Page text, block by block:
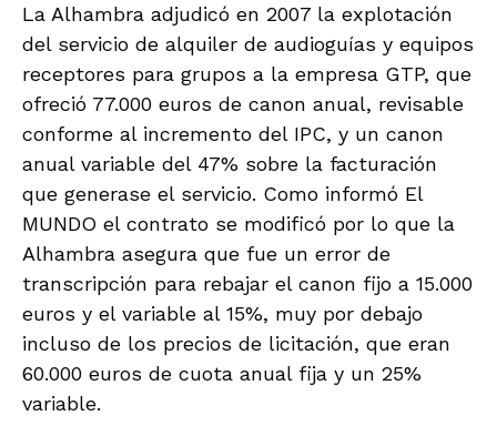
La Alhambra adjudicó en 2007 la explotación
del servicio de alquiler de audioguías y equipos
receptores para grupos a la empresa GTP, que
ofreció 77.000 euros de canon anual, revisable
conforme al incremento del IPC, y un canon
anual variable del 47% sobre la facturación
que generase el servicio. Como informó El
MUNDO el contrato se modificó por lo que la
Alhambra asegura que fue un error de
transcripción para rebajar el canon fijo a 15.000
euros y el variable al 15%, muy por debajo
incluso de los precios de licitación, que eran
60.000 euros de cuota anual fija y un 25%
variable.